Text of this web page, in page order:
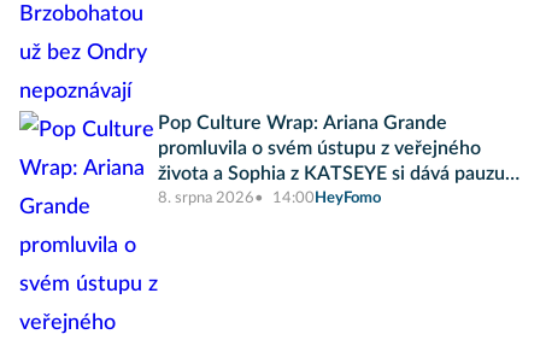
Pop Culture Wrap: Ariana Grande
promluvila o svém ústupu z veřejného
života a Sophia z KATSEYE si dává pauzu
od skupiny
8. srpna 2026 14:00 HeyFomo